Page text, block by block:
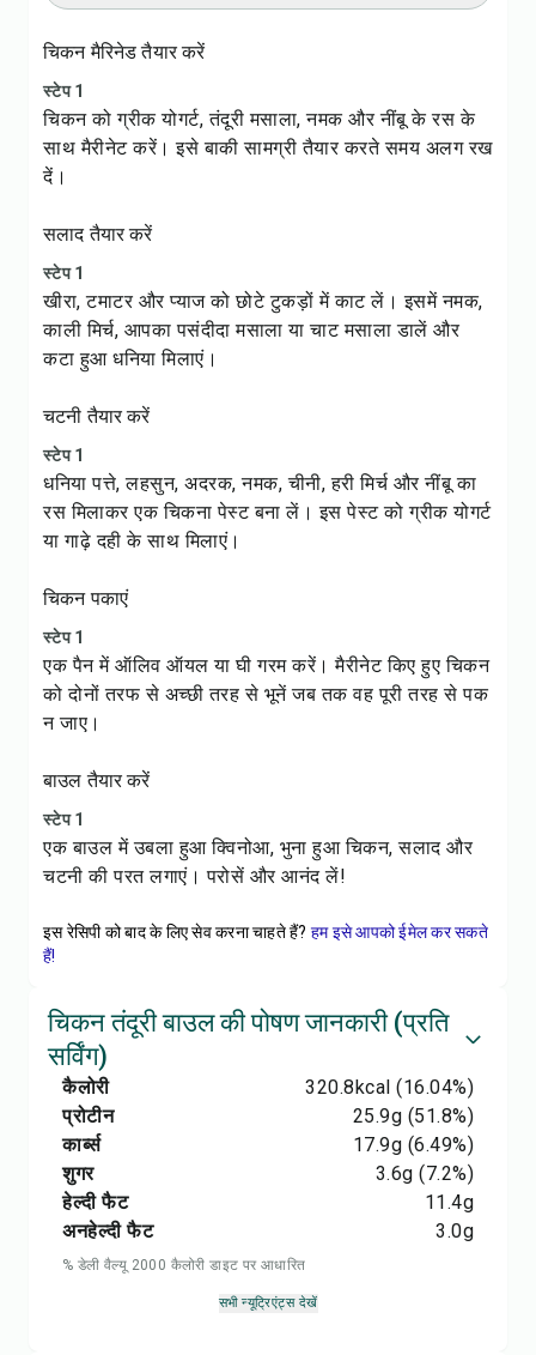
चिकन मैरिनेड तैयार करें
स्टेप 1
चिकन को ग्रीक योगर्ट, तंदूरी मसाला, नमक और नींबू के रस के
साथ मैरीनेट करें। इसे बाकी सामग्री तैयार करते समय अलग रख
दें।
सलाद तैयार करें
स्टेप 1
खीरा, टमाटर और प्याज को छोटे टुकड़ों में काट लें। इसमें नमक,
काली मिर्च, आपका पसंदीदा मसाला या चाट मसाला डालें और
कटा हुआ धनिया मिलाएं।
चटनी तैयार करें
स्टेप 1
धनिया पत्ते, लहसुन, अदरक, नमक, चीनी, हरी मिर्च और नींबू का
रस मिलाकर एक चिकना पेस्ट बना लें। इस पेस्ट को ग्रीक योगर्ट
या गाढ़े दही के साथ मिलाएं।
चिकन पकाएं
स्टेप 1
एक पैन में ऑलिव ऑयल या घी गरम करें। मैरीनेट किए हुए चिकन
को दोनों तरफ से अच्छी तरह से भूनें जब तक वह पूरी तरह से पक
न जाए।
बाउल तैयार करें
स्टेप 1
एक बाउल में उबला हुआ क्विनोआ, भुना हुआ चिकन, सलाद और
चटनी की परत लगाएं। परोसें और आनंद लें!
इस रेसिपी को बाद के लिए सेव करना चाहते हैं? हम इसे आपको ईमेल कर सकते
हैं!
चिकन तंदूरी बाउल की पोषण जानकारी (प्रति
सर्विंग)
कैलोरी 320.8kcal (16.04%)
प्रोटीन
25.9g (51.8%)
कार्ब्स
17.9g (6.49%)
शुगर
3.6g (7.2%)
हेल्दी फैट
11.4g
अनहेल्दी फैट
3.0g
% डेली वैल्यू 2000 कैलोरी डाइट पर आधारित
सभी न्यूट्रिएंट्स देखें